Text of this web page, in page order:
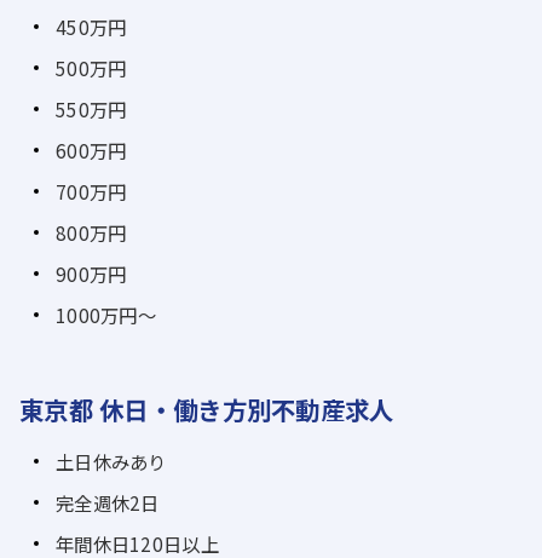
450万円
500万円
550万円
600万円
700万円
800万円
900万円
1000万円～
東京都 休日・働き方別不動産求人
土日休みあり
完全週休2日
年間休日120日以上